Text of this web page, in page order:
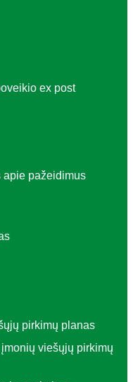
ex post
apie pažeidimus
pirkimų planas
viešųjų pirkimų